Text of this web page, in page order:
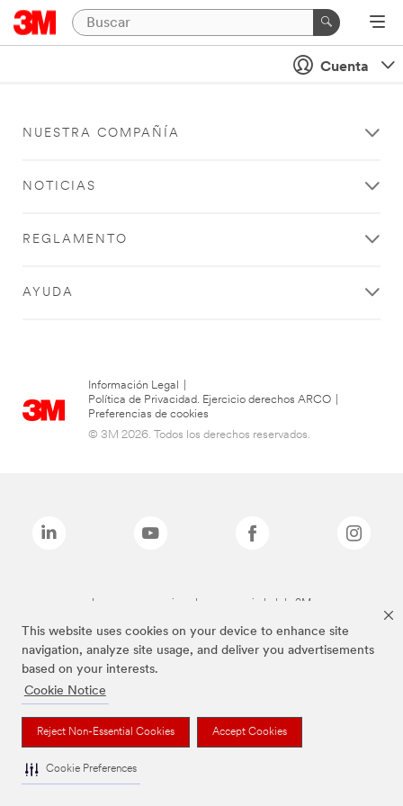
This website uses cookies on your device to enhance site
navigation, analyze site usage, and deliver you advertisements
based on your interests.
Cookie Notice
Reject Non-Essential Cookies Accept Cookies
Cookie Preferences
Cuenta
NUESTRA COMPAÑÍA
NOTICIAS
REGLAMENTO
AYUDA
Información Legal
Política de Privacidad. Ejercicio derechos ARCO
Preferencias de cookies
© 3M 2026. Todos los derechos reservados.
Las marcas mencionadas son propiedad de 3M